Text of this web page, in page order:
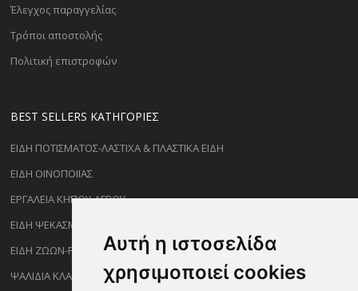
Αυτή η ιστοσελίδα
χρησιμοποιεί cookies
Έλεγχος παραγγελίας
Τρόποι αποστολής
Πολιτική επιστροφών
BEST SELLERS ΚΑΤΗΓΟΡΊΕΣ
ΕΙΔΗ ΠΟΤΙΣΜΑΤΟΣ-ΛΑΣΤΙΧΑ & ΠΛΑΣΤΙΚΑ ΕΙΔΗ
ΕΙΔΗ ΟΙΝΟΠΟΙΪΑΣ
ΕΡΓΑΛΕΙΑ ΚΗΠΟΥ-ΑΓΡΟΥ
ΕΙΔΗ ΨΕΚΑΣΜΟΥ-ΡΑΝΤΙΣΜΑΤΟΣ
ΕΙΔΗ ΖΩΩΝ-PET
ΨΑΛΙΔΙΑ ΚΛΑΔΕΜΑΤΟΣ